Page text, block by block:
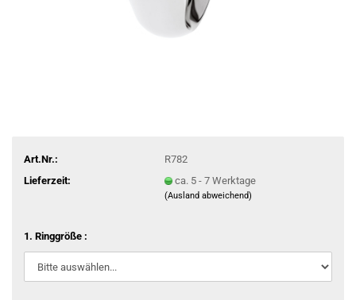
Art.Nr.:
R782
Lieferzeit:
ca. 5 - 7 Werktage
(Ausland abweichend)
1. Ringgröße :